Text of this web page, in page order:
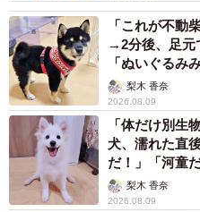
「4年くらい前、夫が役職定
いて副業としてブログを始め
方がいいと聞いて始めました
くの昔に諦めてしまったけ
――ご両親のお金を管理する
ださい。
「これが不動
→2分後、足元
「ぬいぐるみ
梨木 香奈
2026.08.09
「体だけ別生
犬、濡れた直
だ！」「河童
梨木 香奈
2026.08.09